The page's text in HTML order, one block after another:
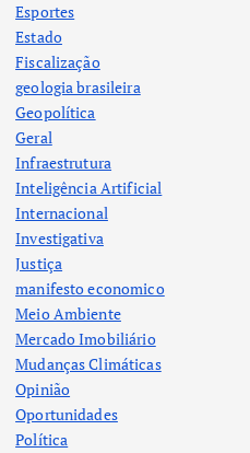
Esportes
Estado
Fiscalização
geologia brasileira
Geopolítica
Geral
Infraestrutura
Inteligência Artificial
Internacional
Investigativa
Justiça
manifesto economico
Meio Ambiente
Mercado Imobiliário
Mudanças Climáticas
Opinião
Oportunidades
Política